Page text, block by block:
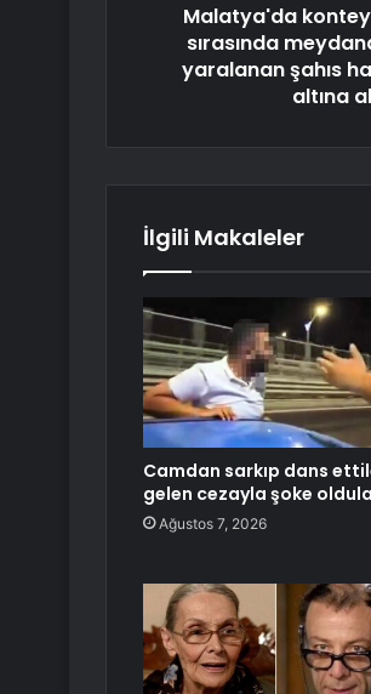
Malatya'da
sırasında
yaralanan şahıs
altına
İlgili Makaleler
Camdan sarkıp dans
gelen cezayla şoke
Ağustos 7, 2026